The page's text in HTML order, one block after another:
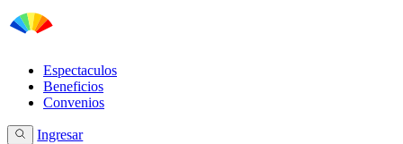
Espectaculos
Beneficios
Convenios
Ingresar